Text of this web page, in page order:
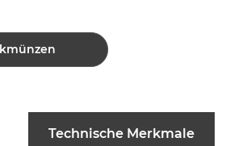
Technische Merkmale